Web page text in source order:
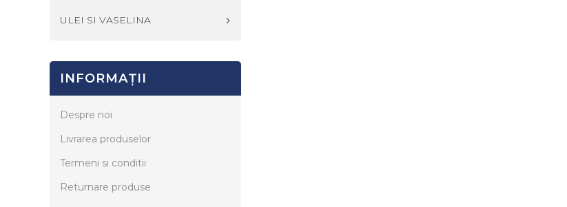
ULEI SI VASELINA
INFORMAŢII
Despre noi
Livrarea produselor
Termeni si conditii
Returnare produse